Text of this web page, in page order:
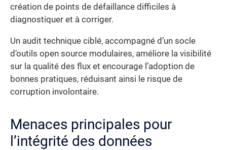
création de points de défaillance difficiles à
diagnostiquer et à corriger.
Un audit technique ciblé, accompagné d’un socle
d’outils open source modulaires, améliore la visibilité
sur la qualité des flux et encourage l’adoption de
bonnes pratiques, réduisant ainsi le risque de
corruption involontaire.
Menaces principales pour
l’intégrité des données